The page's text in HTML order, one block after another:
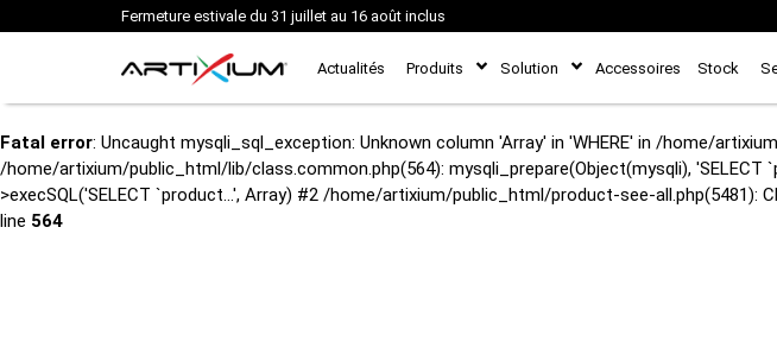
Fermeture estivale du 31 juillet au 16 août inclus
Actualités Produits Solution Accessoires Stock
Fatal error: Uncaught mysqli_sql_exception: Unknown column 'Array' in 'WHERE' in /home/
/home/artixium/public_html/lib/class.common.php(564): mysqli_prepare(Object(mysqli),
>execSQL('SELECT `product...', Array) #2 /home/artixium/public_html/product-see-all.php(5481):
line 564